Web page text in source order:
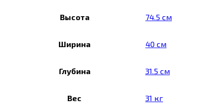
Высота 74.5 см
Ширина 40 см
Глубина 31.5 см
Вес 31 кг